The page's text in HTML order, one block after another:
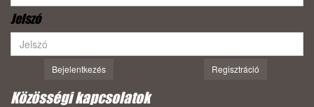
Jelszó
Bejelentkezés Regisztráció
Közösségi kapcsolatok